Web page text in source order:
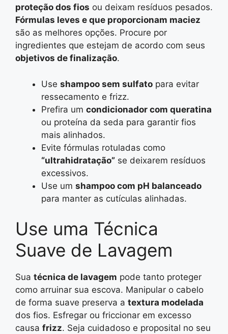
proteção dos fios ou deixam resíduos pesados.
Fórmulas leves e que proporcionam maciez
são as melhores opções. Procure por
ingredientes que estejam de acordo com seus
objetivos de finalização.
Use shampoo sem sulfato para evitar
ressecamento e frizz.
Prefira um condicionador com queratina
ou proteína da seda para garantir fios
mais alinhados.
Evite fórmulas rotuladas como
“ultrahidratação” se deixarem resíduos
excessivos.
Use um shampoo com pH balanceado
para manter as cutículas alinhadas.
Use uma Técnica
Suave de Lavagem
Sua técnica de lavagem pode tanto proteger
como arruinar sua escova. Manipular o cabelo
de forma suave preserva a textura modelada
dos fios. Esfregar ou friccionar em excesso
causa frizz. Seja cuidadoso e proposital no seu